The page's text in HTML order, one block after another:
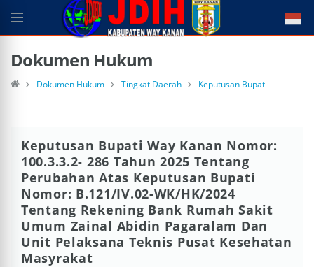
Dokumen Hukum
Dokumen Hukum Tingkat Daerah Keputusan Bupati
Keputusan Bupati Way Kanan Nomor:
100.3.3.2- 286 Tahun 2025 Tentang
Perubahan Atas Keputusan Bupati
Nomor: B.121/IV.02-WK/HK/2024
Tentang Rekening Bank Rumah Sakit
Umum Zainal Abidin Pagaralam Dan
Unit Pelaksana Teknis Pusat Kesehatan
Masyrakat